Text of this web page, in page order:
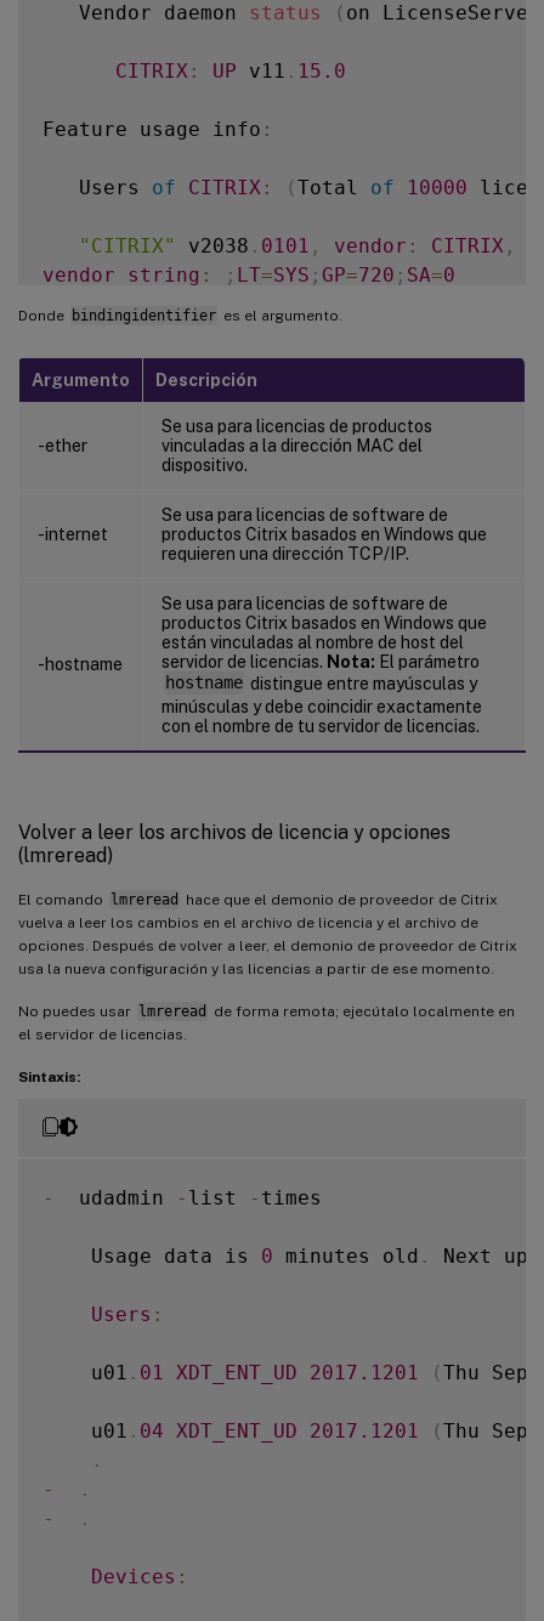
   Vendor daemon
status ( on LicenseServer
CITRIX : UP v11 . 15.0
Feature usage info :
   Users
of CITRIX : (Total of 10000
"CITRIX" v2038 . 0101 , vendor : CITRIX ,
vendor_string : ; LT=SYS ; GP=720 ; SA=0
floating license
XDT DDCPrinc-0001.citrix.com XDT XDT
CTXLSDIAG: (Total of 10000
XDT_PLT_CCS
"XDT_PLT_CCS" v2018.1201, vendor:
vendor_string: ; LT= Retail ; GP =720
floating license
DDCAux-0001.citrix.com XDT 00001
DDCAux-0001.citrix.com XDT 00001
DDCAux-0001.citrix.com XDT 00001
Donde bindingidentifier es el argumento.
Argumento Descripción
-ether
Se usa para licencias de productos
vinculadas a la dirección MAC del
dispositivo.
-internet
Se usa para licencias de software de
productos Citrix basados en Windows que
requieren una dirección TCP/IP.
-hostname
Se usa para licencias de software de
productos Citrix basados en Windows que
están vinculadas al nombre de host del
servidor de licencias. Nota: El parámetro
hostname distingue entre mayúsculas y
minúsculas y debe coincidir exactamente
con el nombre de tu servidor de licencias.
Volver a leer los archivos de licencia y opciones
(lmreread)
El comando lmreread
hace que el demonio de proveedor de Citrix
vuelva a leer los cambios en el archivo de licencia y el archivo de
opciones. Después de volver a leer, el demonio de proveedor de Citrix
usa la nueva configuración y las licencias a partir de ese momento.
No puedes usar lmreread
de forma remota; ejecútalo localmente en
el servidor de licencias.
Sintaxis:
-
  udadmin
- list - times
    Usage data is
0 minutes old . Next
Users :
    u01
. 01 XDT_ENT_UD 2017.1201 (Thu Sep
    u01
. 04 XDT_ENT_UD 2017.1201 (Thu Sep
.
-
.
-
.
Devices :